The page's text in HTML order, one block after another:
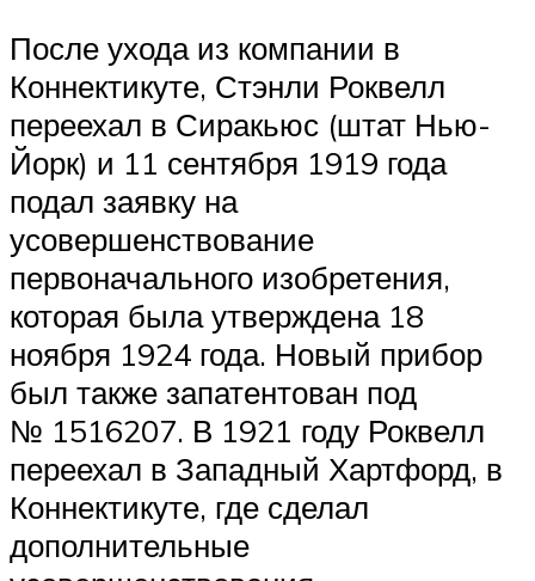
После ухода из компании в
Коннектикуте, Стэнли Роквелл
переехал в Сиракьюс (штат Нью-
Йорк) и 11 сентября 1919 года
подал заявку на
усовершенствование
первоначального изобретения,
которая была утверждена 18
ноября 1924 года. Новый прибор
был также запатентован под
№ 1516207. В 1921 году Роквелл
переехал в Западный Хартфорд, в
Коннектикуте, где сделал
дополнительные